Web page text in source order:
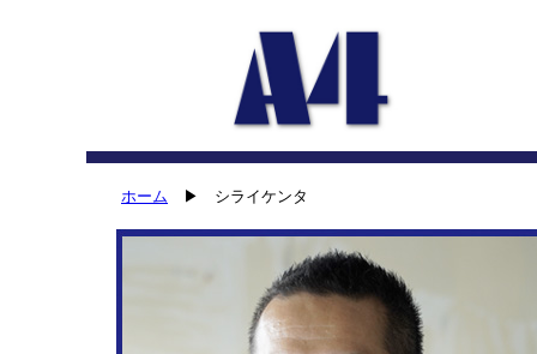
ホーム ▶ シライケンタ